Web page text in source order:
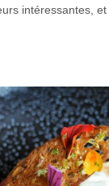
intéressantes,